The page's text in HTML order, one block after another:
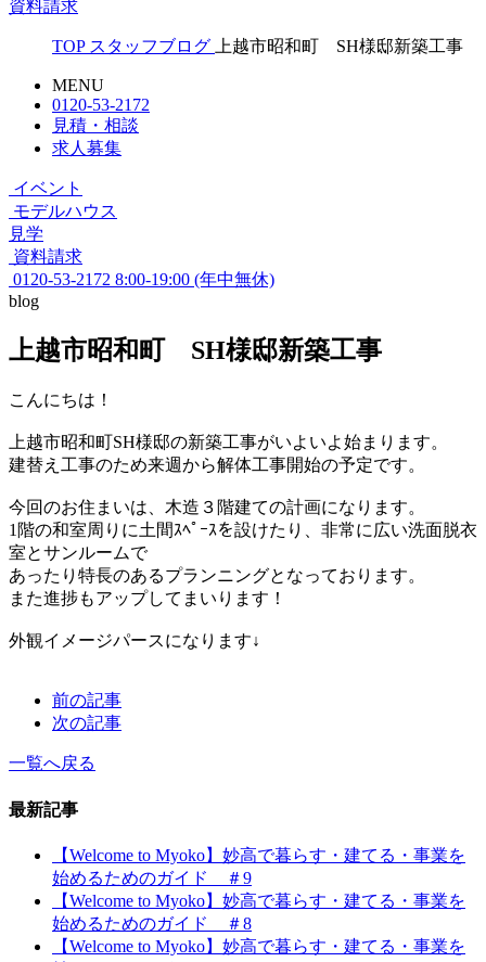
資料請求
TOP スタッフブログ 上越市昭和町 SH様邸新築工事
MENU
0120-53-2172
見積・相談
求人募集
イベント
モデルハウス
見学
資料請求
0120-53-2172 8:00-19:00 (年中無休)
blog
上越市昭和町 SH様邸新築工事
こんにちは！
上越市昭和町SH様邸の新築工事がいよいよ始まります。
建替え工事のため来週から解体工事開始の予定です。
今回のお住まいは、木造３階建ての計画になります。
1階の和室周りに土間ｽﾍﾟｰｽを設けたり、非常に広い洗面脱衣
室とサンルームで
あったり特長のあるプランニングとなっております。
また進捗もアップしてまいります！
外観イメージパースになります↓
前の記事
次の記事
一覧へ戻る
最新記事
【Welcome to Myoko】妙高で暮らす・建てる・事業を
始めるためのガイド ＃9
【Welcome to Myoko】妙高で暮らす・建てる・事業を
始めるためのガイド ＃8
【Welcome to Myoko】妙高で暮らす・建てる・事業を